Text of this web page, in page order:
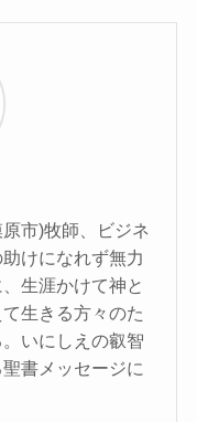
市)牧師、ビジネ
けになれず無力
生涯かけて神と
生きる方々のた
いにしえの叡智
書メッセージに